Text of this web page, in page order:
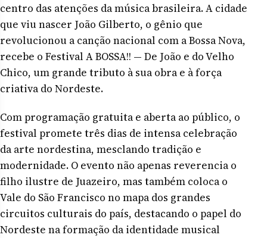
centro das atenções da música brasileira. A cidade
que viu nascer João Gilberto, o gênio que
revolucionou a canção nacional com a Bossa Nova,
recebe o Festival A BOSSA!! — De João e do Velho
Chico, um grande tributo à sua obra e à força
criativa do Nordeste.
Com programação gratuita e aberta ao público, o
festival promete três dias de intensa celebração
da arte nordestina, mesclando tradição e
modernidade. O evento não apenas reverencia o
filho ilustre de Juazeiro, mas também coloca o
Vale do São Francisco no mapa dos grandes
circuitos culturais do país, destacando o papel do
Nordeste na formação da identidade musical